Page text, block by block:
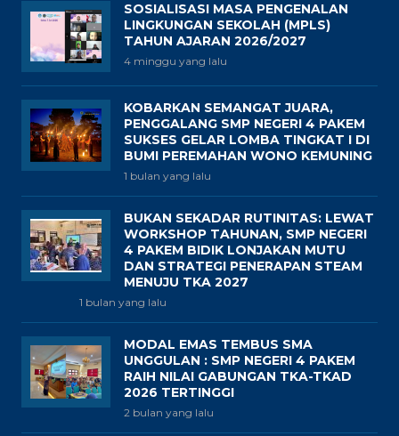
SOSIALISASI MASA PENGENALAN
LINGKUNGAN SEKOLAH (MPLS)
TAHUN AJARAN 2026/2027
4 minggu yang lalu
KOBARKAN SEMANGAT JUARA,
PENGGALANG SMP NEGERI 4 PAKEM
SUKSES GELAR LOMBA TINGKAT I DI
BUMI PEREMAHAN WONO KEMUNING
1 bulan yang lalu
BUKAN SEKADAR RUTINITAS: LEWAT
WORKSHOP TAHUNAN, SMP NEGERI
4 PAKEM BIDIK LONJAKAN MUTU
DAN STRATEGI PENERAPAN STEAM
MENUJU TKA 2027
1 bulan yang lalu
MODAL EMAS TEMBUS SMA
UNGGULAN : SMP NEGERI 4 PAKEM
RAIH NILAI GABUNGAN TKA-TKAD
2026 TERTINGGI
2 bulan yang lalu